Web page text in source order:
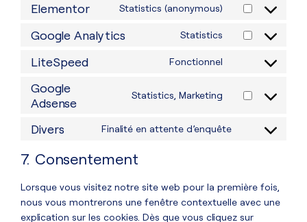
Elementor Statistics (anonymous)
Google Analytics Statistics
LiteSpeed Fonctionnel
Google
Adsense
Statistics, Marketing
Divers Finalité en attente d’enquête
7. Consentement
Lorsque vous visitez notre site web pour la première fois,
nous vous montrerons une fenêtre contextuelle avec une
explication sur les cookies. Dès que vous cliquez sur